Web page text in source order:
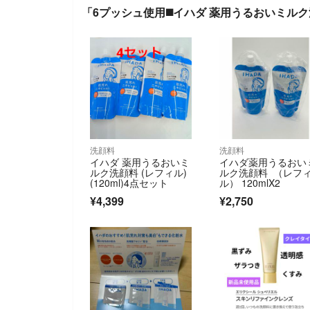
「6プッシュ使用◼️イハダ 薬用うるおいミル
洗顔料
イハダ 薬用うるおいミ
ルク洗顔料 (レフィル)
(120ml)4点セット
¥4,399
洗顔料
イハダ薬用うるおい
ルク洗顔料 （レフ
ル） 120mlX2
¥2,750